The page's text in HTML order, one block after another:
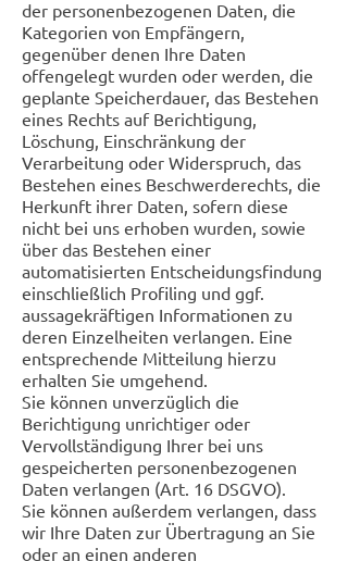
der personenbezogenen Daten, die
Kategorien von Empfängern,
gegenüber denen Ihre Daten
offengelegt wurden oder werden, die
geplante Speicherdauer, das Bestehen
eines Rechts auf Berichtigung,
Löschung, Einschränkung der
Verarbeitung oder Widerspruch, das
Bestehen eines Beschwerderechts, die
Herkunft ihrer Daten, sofern diese
nicht bei uns erhoben wurden, sowie
über das Bestehen einer
automatisierten Entscheidungsfindung
einschließlich Profiling und ggf.
aussagekräftigen Informationen zu
deren Einzelheiten verlangen. Eine
entsprechende Mitteilung hierzu
erhalten Sie umgehend.
Sie können unverzüglich die
Berichtigung unrichtiger oder
Vervollständigung Ihrer bei uns
gespeicherten personenbezogenen
Daten verlangen (Art. 16 DSGVO).
Sie können außerdem verlangen, dass
wir Ihre Daten zur Übertragung an Sie
oder an einen anderen